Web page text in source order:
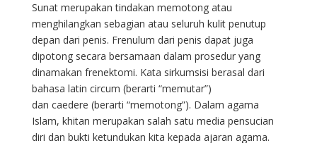
Sunat merupakan tindakan memotong atau
menghilangkan sebagian atau seluruh kulit penutup
depan dari penis. Frenulum dari penis dapat juga
dipotong secara bersamaan dalam prosedur yang
dinamakan frenektomi. Kata sirkumsisi berasal dari
bahasa latin circum (berarti “memutar”)
dan caedere (berarti “memotong”). Dalam agama
Islam, khitan merupakan salah satu media pensucian
diri dan bukti ketundukan kita kepada ajaran agama.